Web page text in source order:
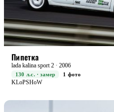
Пипетка
lada kalina sport 2 · 2006
130 л.с. · замер
1 фото
KLoPSHoW